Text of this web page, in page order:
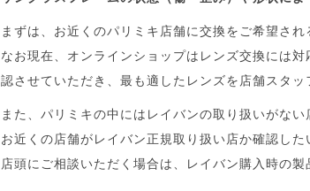
まずは、お近くのパリミキ店舗に交換をご希望さ
なお現在、オンラインショップはレンズ交換には
認させていただき、最も適したレンズを店舗スタッ
また、パリミキの中にはレイバンの取り扱いがない
お近くの店舗がレイバン正規取り扱い店か確認し
店頭にご相談いただく場合は、レイバン購入時の